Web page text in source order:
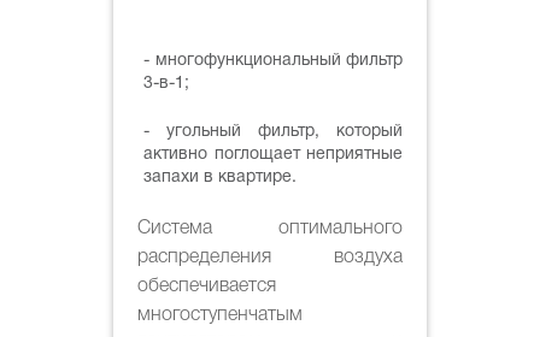
- многофункциональный фильтр
3-в-1;
- угольный фильтр, который
активно поглощает неприятные
запахи в квартире.
Система оптимального
распределения воздуха
обеспечивается
многоступенчатым